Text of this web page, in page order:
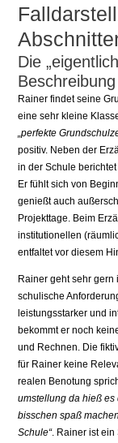
Die
Rainer findet seine
eine sehr kleine
„perfekte
positiv. Neben der
in der Schule
Er fühlt sich von
genießt auch
Projekttage. Beim
institutionellen
entfaltet vor diesem
Rainer geht sehr
schulische
leistungsstarker und
bekommt er noch
und Rechnen. Die
für Rainer keine
realen Benotung
umstellung da hieß
bisschen spaß
Schule“. Rainer ist ein